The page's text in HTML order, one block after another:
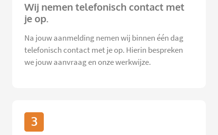
Wij nemen telefonisch contact met
je op.
Na jouw aanmelding nemen wij binnen één dag
telefonisch contact met je op. Hierin bespreken
we jouw aanvraag en onze werkwijze.
3